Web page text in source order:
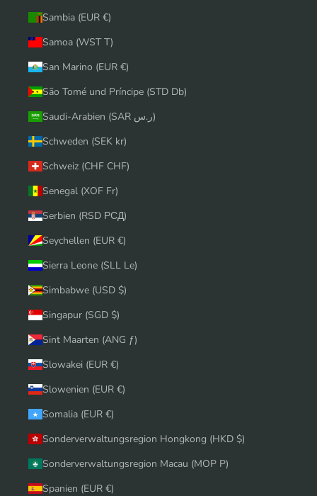
Sambia (EUR €)
Samoa (WST T)
San Marino (EUR €)
São Tomé und Príncipe (STD Db)
Saudi-Arabien (SAR ر.س)
Schweden (SEK kr)
Schweiz (CHF CHF)
Senegal (XOF Fr)
Serbien (RSD РСД)
Seychellen (EUR €)
Sierra Leone (SLL Le)
Simbabwe (USD $)
Singapur (SGD $)
Sint Maarten (ANG ƒ)
Slowakei (EUR €)
Slowenien (EUR €)
Somalia (EUR €)
Sonderverwaltungsregion Hongkong (HKD $)
Sonderverwaltungsregion Macau (MOP P)
Spanien (EUR €)